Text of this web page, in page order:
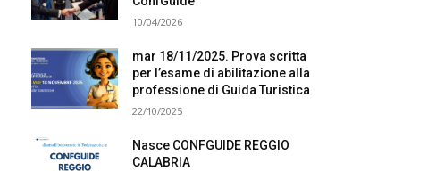
10/04/2026
mar 18/11/2025. Prova scritta
per l’esame di abilitazione alla
professione di Guida Turistica
22/10/2025
Nasce CONFGUIDE REGGIO
CALABRIA